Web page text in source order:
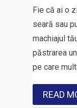
Fie că ai o
seară sau
machiajul
păstrarea
pe care
READ